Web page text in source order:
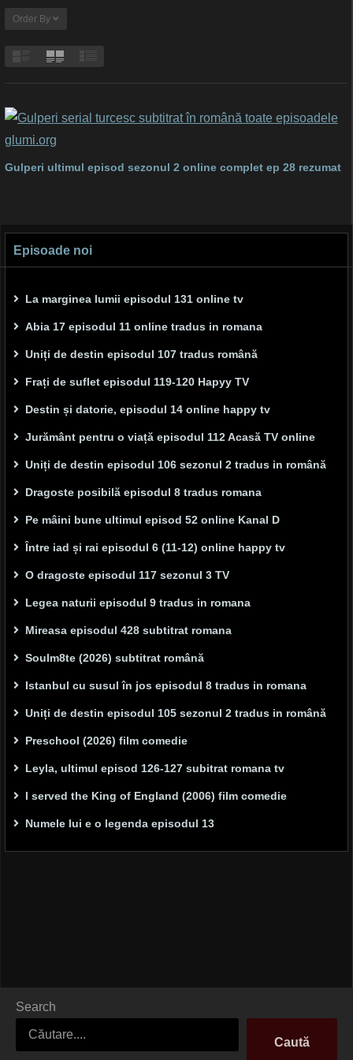
Order By
Gulperi ultimul episod sezonul 2 online complet ep 28 rezumat
Episoade noi
La marginea lumii episodul 131 online tv
Abia 17 episodul 11 online tradus in romana
Uniți de destin episodul 107 tradus română
Frați de suflet episodul 119-120 Hapyy TV
Destin și datorie, episodul 14 online happy tv
Jurământ pentru o viață episodul 112 Acasă TV online
Uniți de destin episodul 106 sezonul 2 tradus in română
Dragoste posibilă episodul 8 tradus romana
Pe mâini bune ultimul episod 52 online Kanal D
Între iad și rai episodul 6 (11-12) online happy tv
O dragoste episodul 117 sezonul 3 TV
Legea naturii episodul 9 tradus in romana
Mireasa episodul 428 subtitrat romana
Soulm8te (2026) subtitrat română
Istanbul cu susul în jos episodul 8 tradus in romana
Uniți de destin episodul 105 sezonul 2 tradus in română
Preschool (2026) film comedie
Leyla, ultimul episod 126-127 subitrat romana tv
I served the King of England (2006) film comedie
Numele lui e o legenda episodul 13
Search
Caută